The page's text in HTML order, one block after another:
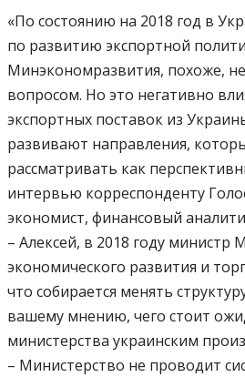
«По состоянию на 2018 год в
по развитию экспортной
Минэкономразвития, похоже,
вопросом. Но это негативно
экспортных поставок из
развивают направления,
рассматривать как
интервью корреспонденту
экономист, финансовый
– Алексей, в 2018 году министр
экономического развития и
что собирается менять
вашему мнению, чего стоит
министерства украинским
– Министерство не проводит